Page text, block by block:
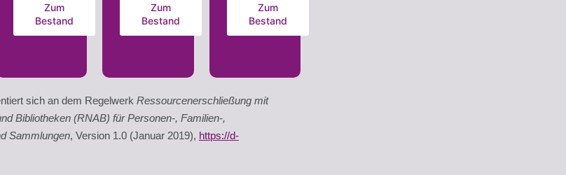
Zum
Bestand
Zum
Bestand
Zum
Bestand
sich an dem Regelwerk Ressourcenerschließung mit
Bibliotheken (RNAB) für Personen-, Familien-,
Sammlungen, Version 1.0 (Januar 2019), https://d-